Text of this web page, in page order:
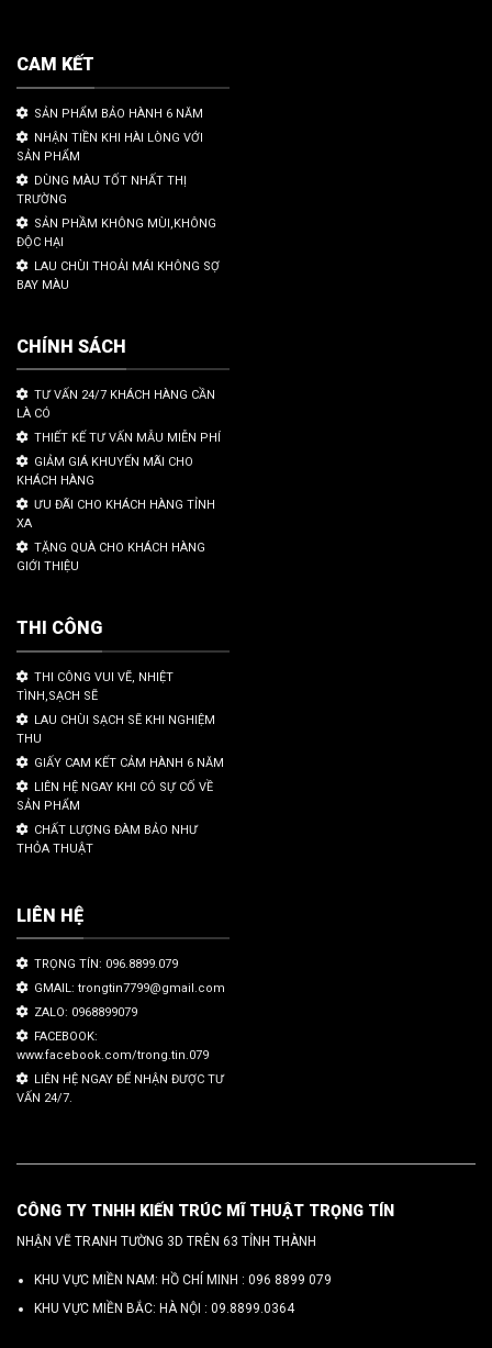
CAM KẾT
SẢN PHẨM BẢO HÀNH 6 NĂM
NHẬN TIỀN KHI HÀI LÒNG VỚI
SẢN PHẨM
DÙNG MÀU TỐT NHẤT THỊ
TRƯỜNG
SẢN PHẦM KHÔNG MÙI,KHÔNG
ĐỘC HẠI
LAU CHÙI THOẢI MÁI KHÔNG SỢ
BAY MÀU
CHÍNH SÁCH
TƯ VẤN 24/7 KHÁCH HÀNG CẦN
LÀ CÓ
THIẾT KẾ TƯ VẤN MẪU MIỄN PHÍ
GIẢM GIÁ KHUYẾN MÃI CHO
KHÁCH HÀNG
ƯU ĐÃI CHO KHÁCH HÀNG TỈNH
XA
TẶNG QUÀ CHO KHÁCH HÀNG
GIỚI THIỆU
THI CÔNG
THI CÔNG VUI VẼ, NHIỆT
TÌNH,SẠCH SẼ
LAU CHÙI SẠCH SẼ KHI NGHIỆM
THU
GIẤY CAM KẾT CẢM HÀNH 6 NĂM
LIÊN HỆ NGAY KHI CÓ SỰ CỐ VỀ
SẢN PHẨM
CHẤT LƯỢNG ĐÀM BẢO NHƯ
THỎA THUẬT
LIÊN HỆ
TRỌNG TÍN: 096.8899.079
GMAIL: trongtin7799@gmail.com
ZALO: 0968899079
FACEBOOK:
www.facebook.com/trong.tin.079
LIÊN HỆ NGAY ĐỂ NHẬN ĐƯỢC TƯ
VẤN 24/7.
CÔNG TY TNHH KIẾN TRÚC MĨ THUẬT TRỌNG TÍN
NHẬN VẼ TRANH TƯỜNG 3D TRÊN 63 TỈNH THÀNH
KHU VỰC MIỀN NAM: HỒ CHÍ MINH : 096 8899 079
KHU VỰC MIỀN BẮC: HÀ NỘI : 09.8899.0364